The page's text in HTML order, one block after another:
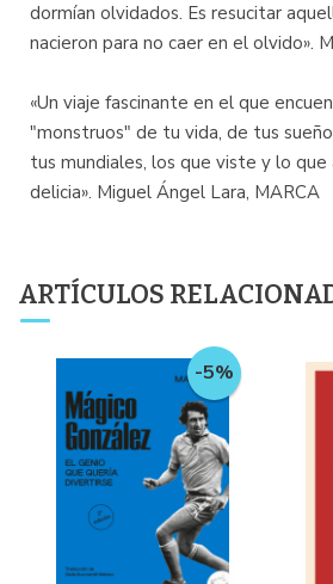
dormían olvidados. Es resucitar
nacieron para no caer en el olvido».
«Un viaje fascinante en el que
"monstruos" de tu vida, de tus
tus mundiales, los que viste y lo que
delicia». Miguel Ángel Lara, MARCA
ARTÍCULOS
-5%